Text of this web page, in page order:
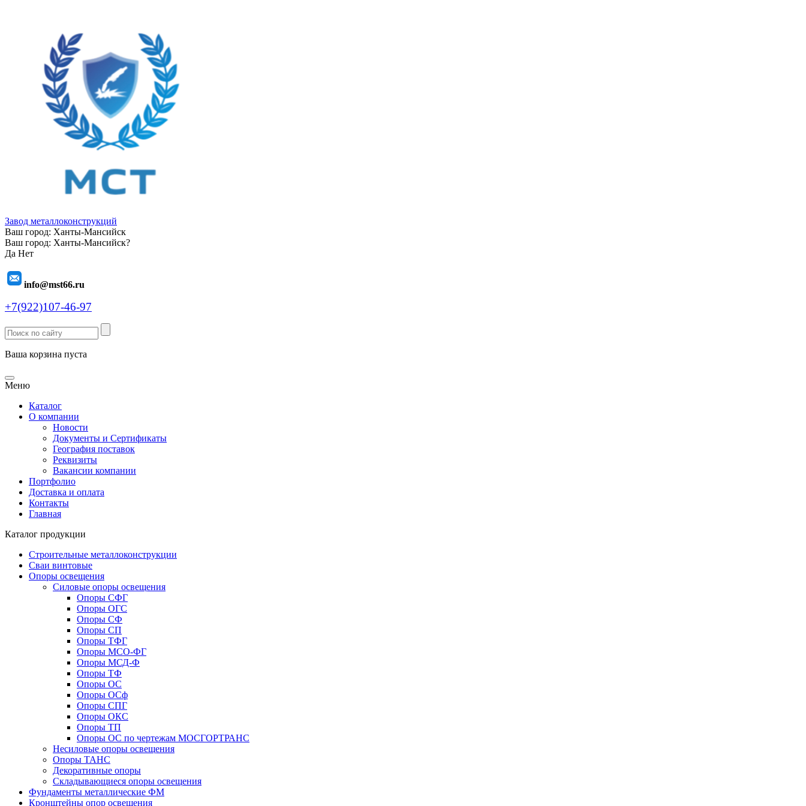
Завод металлоконструкций
Ваш город: Ханты-Мансийск
Ваш город: Ханты-Мансийск?
Да Нет
info@mst66.ru
+7(922)107-46-97
Ваша корзина пуста
Меню
Каталог
О компании
Новости
Документы и Сертификаты
География поставок
Реквизиты
Вакансии компании
Портфолио
Доставка и оплата
Контакты
Главная
Каталог продукции
Строительные металлоконструкции
Сваи винтовые
Опоры освещения
Силовые опоры освещения
Опоры СФГ
Опоры ОГС
Опоры СФ
Опоры СП
Опоры ТФГ
Опоры МСО-ФГ
Опоры МСД-Ф
Опоры ТФ
Опоры ОС
Опоры ОСф
Опоры СПГ
Опоры ОКС
Опоры ТП
Опоры ОС по чертежам МОСГОРТРАНС
Несиловые опоры освещения
Опоры ТАНС
Декоративные опоры
Складывающиеся опоры освещения
Фундаменты металлические ФМ
Кронштейны опор освещения